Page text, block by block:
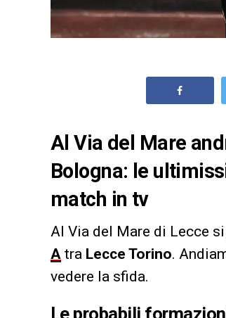
Al Via del Mare
Bologna: le
match in tv
Al Via del Mare di Lecce
A tra Lecce Torino.
vedere la sfida.